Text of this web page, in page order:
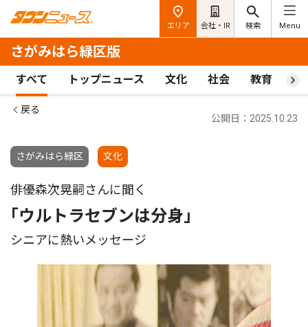
エリア 会社・IR 検索 Menu
さがみはら緑区版
すべて トップニュース 文化 社会 教育 ス
戻る
さがみはら緑区 文化
公開日：2025.10.23
俳優森次晃嗣さんに聞く
｢ウルトラセブンは分身｣
シニアに熱いメッセージ